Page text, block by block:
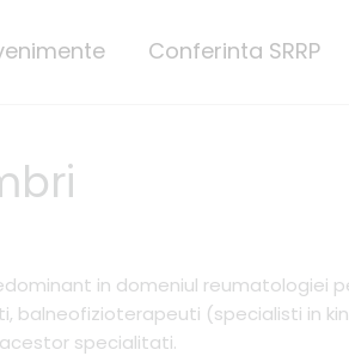
Conferinta SRRP
in domeniul reumatologiei
(specialisti in
specialitati.